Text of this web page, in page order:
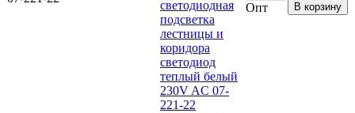
светодиодная
подсветка
лестницы и
коридора
светодиод
теплый белый
230V AC 07-
221-22
Опт